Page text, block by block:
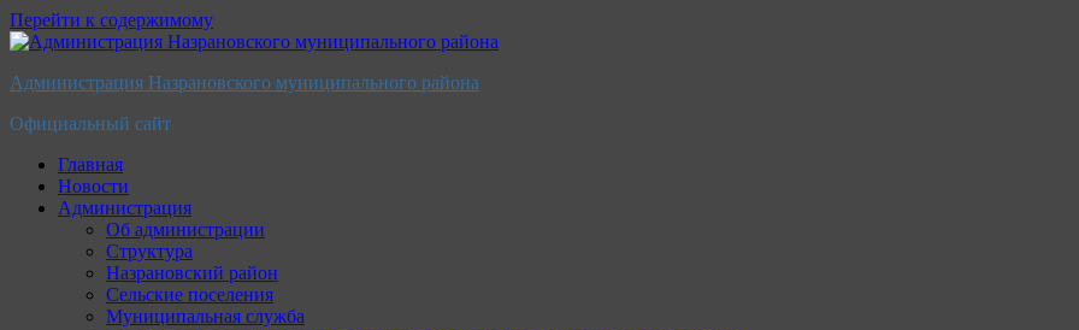
Перейти к содержимому
Администрация Назрановского муниципального района
Официальный сайт
Главная
Новости
Администрация
Об администрации
Структура
Назрановский район
Сельские поселения
Муниципальная служба